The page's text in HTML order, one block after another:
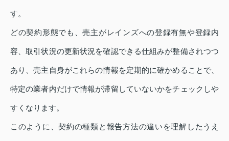
す。
どの契約形態でも、売主がレインズへの登録有無や登録内
容、取引状況の更新状況を確認できる仕組みが整備されつつ
あり、売主自身がこれらの情報を定期的に確かめることで、
特定の業者内だけで情報が滞留していないかをチェックしや
すくなります。
このように、契約の種類と報告方法の違いを理解したうえ